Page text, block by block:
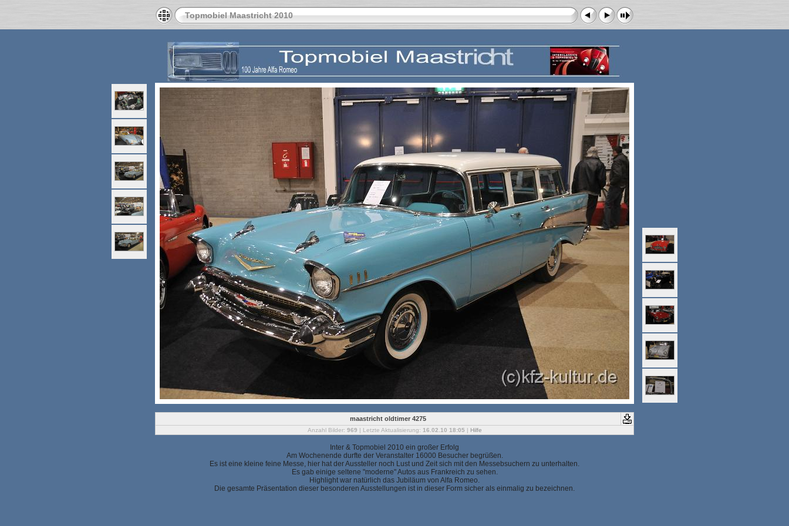
Topmobiel Maastricht 2010
maastricht oldtimer 4275
Anzahl Bilder: 969 | Letzte Aktualisierung: 16.02.10 18:05 | Hilfe
Inter & Topmobiel 2010 ein großer Erfolg
Am Wochenende durfte der Veranstalter 16000 Besucher begrüßen.
Es ist eine kleine feine Messe, hier hat der Aussteller noch Lust und Zeit sich mit den Messebsuchern zu unterhalten.
Es gab einige seltene "moderne" Autos aus Frankreich zu sehen.
Highlight war natürlich das Jubiläum von Alfa Romeo.
Die gesamte Präsentation dieser besonderen Ausstellungen ist in dieser Form sicher als einmalig zu bezeichnen.